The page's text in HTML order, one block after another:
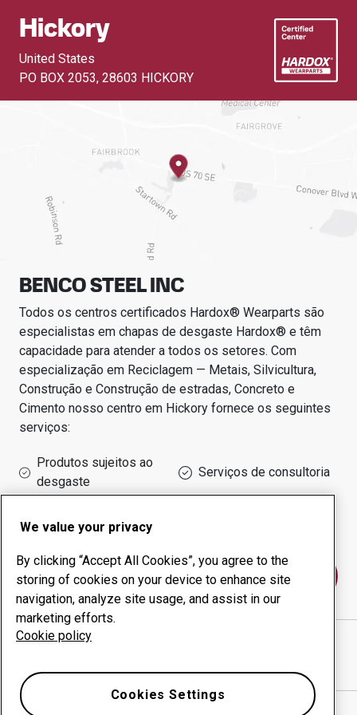
Hickory
United States
PO BOX 2053, 28603 HICKORY
BENCO STEEL INC
Todos os centros certificados Hardox® Wearparts são
especialistas em chapas de desgaste Hardox® e têm
capacidade para atender a todos os setores. Com
especialização em Reciclagem — Metais, Silvicultura,
Construção e Construção de estradas, Concreto e
Cimento nosso centro em Hickory fornece os seguintes
serviços:
Produtos sujeitos ao
desgaste
Serviços de consultoria
de funcionamento
Fale conosco
BENCO STEEL INC
We value your privacy
By clicking “Accept All Cookies”, you agree to the
storing of cookies on your device to enhance site
navigation, analyze site usage, and assist in our
marketing efforts.
Cookie policy
Cookies Settings